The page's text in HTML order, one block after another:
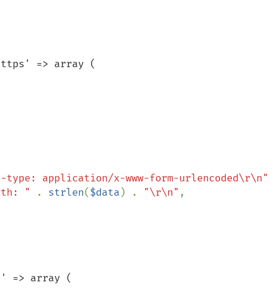
=> array (
type: application/x-www-form-urlencoded\r\n"
" . strlen($data ) . "\r\n" ,
=> array (